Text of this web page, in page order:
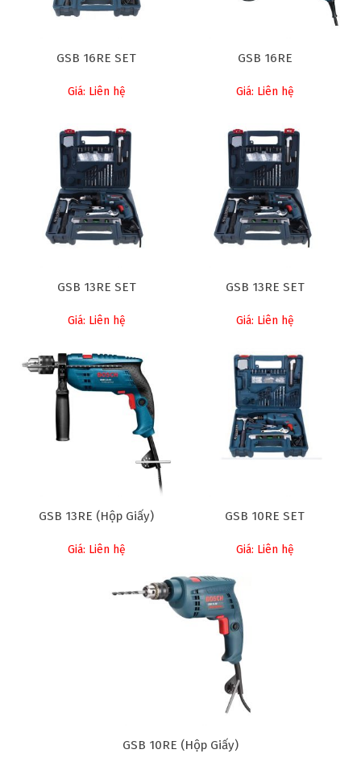
GSB 16RE SET
Giá: Liên hệ
GSB 16RE
Giá: Liên hệ
GSB 13RE SET
Giá: Liên hệ
GSB 13RE SET
Giá: Liên hệ
GSB 13RE (Hộp Giấy)
Giá: Liên hệ
GSB 10RE SET
Giá: Liên hệ
GSB 10RE (Hộp Giấy)